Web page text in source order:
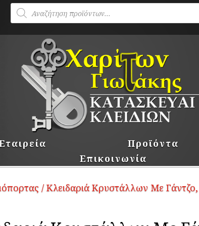
Products
search
Προϊόντα
Επικοινωνία
/ Κλειδαριά Κρυστάλλων Με